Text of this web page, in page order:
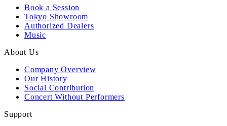
Book a Session
Tokyo Showroom
Authorized Dealers
Music
About Us
Company Overview
Our History
Social Contribution
Concert Without Performers
Support